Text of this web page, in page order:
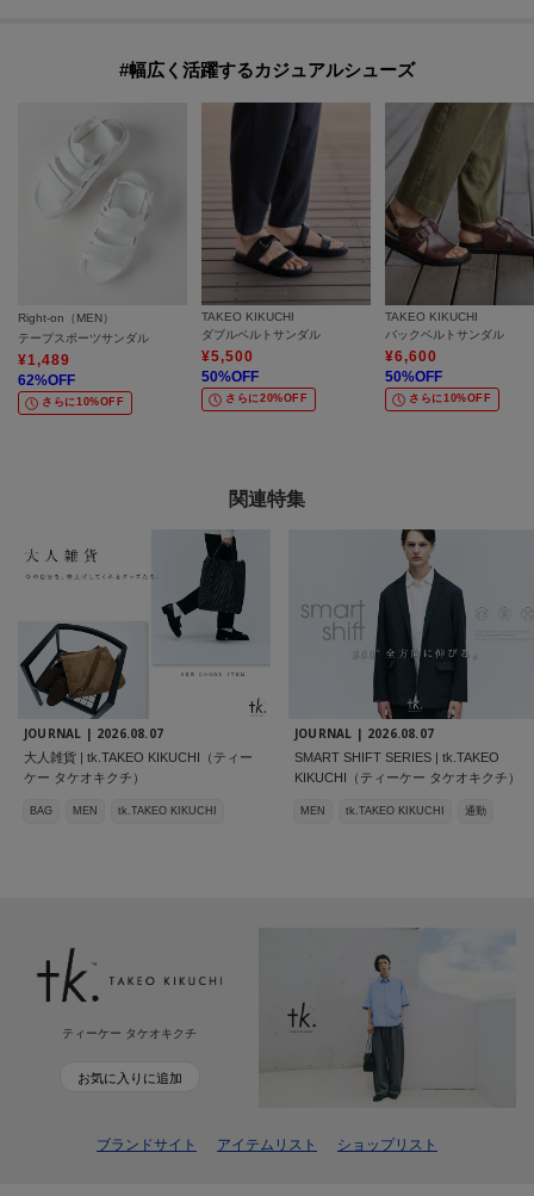
#幅広く活躍するカジュアルシューズ
Right-on（MEN）
テープスポーツサンダル
¥1,489
62%OFF
さらに10%OFF
TAKEO KIKUCHI
ダブルベルトサンダル
¥5,500
50%OFF
さらに20%OFF
TAKEO KIKUCHI
バックベルトサンダル
¥6,600
50%OFF
さらに10%OFF
関連特集
JOURNAL | 2026.08.07
大人雑貨 | tk.TAKEO KIKUCHI（ティー
ケー タケオキクチ）
BAG MEN tk.TAKEO KIKUCHI
JOURNAL | 2026.08.07
SMART SHIFT SERIES | tk.TAKEO
KIKUCHI（ティーケー タケオキクチ）
MEN tk.TAKEO KIKUCHI 通勤
ティーケー タケオキクチ
お気に入りに追加
ブランドサイト アイテムリスト ショップリスト